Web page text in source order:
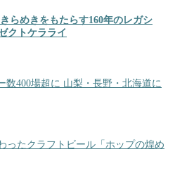
めきをもたらす160年のレガシ
クトケラライ
数400場超に 山梨・長野・北海道に
ったクラフトビール「ホップの煌め